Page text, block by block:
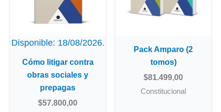
Disponible: 18/08/2026.
Cómo litigar contra
obras sociales y
prepagas
$57.800,00
Pack Amparo (2
tomos)
$81.499,00
Constitucional